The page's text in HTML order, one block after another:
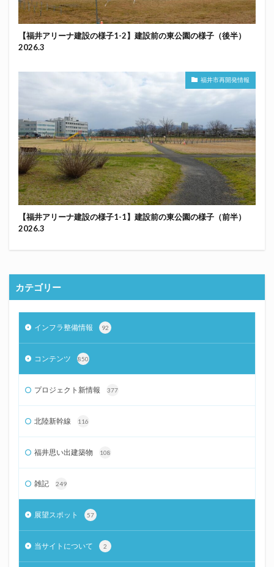
【福井アリーナ建設の様子1-2】建設前の東公園の様子（後半）
2026.3
福井市再開発情報
【福井アリーナ建設の様子1-1】建設前の東公園の様子（前半）
2026.3
カテゴリー
インフラ整備情報 92
コンテンツ 850
プロジェクト新情報 377
北陸新幹線 116
福井思い出建築物 108
雑記 249
展望スポット 57
当サイトについて 2